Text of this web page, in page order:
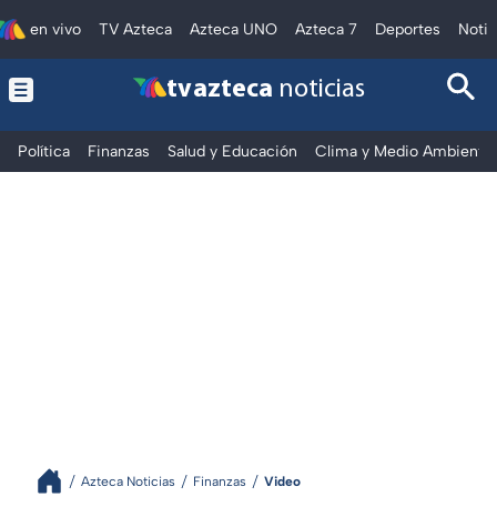
en vivo TV Azteca Azteca UNO Azteca 7 Deportes
tv azteca noticias
Política Finanzas Salud y Educación Clima y Medio Ambiente
Azteca Noticias Finanzas Video